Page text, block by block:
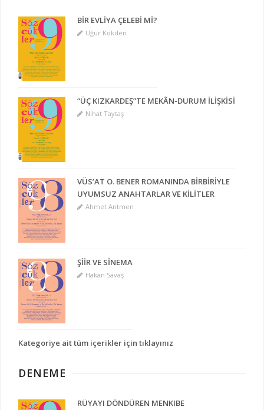
BİR EVLİYA ÇELEBİ Mİ?
Uğur Kökden
“ÜÇ KIZKARDEŞ”TE MEKÂN-DURUM İLİŞKİSİ
Nihat Taytaş
VÜS’AT O. BENER ROMANINDA BİRBİRİYLE
UYUMSUZ ANAHTARLAR VE KİLİTLER
Ahmet Antmen
ŞİİR VE SİNEMA
Hakan Savaş
Kategoriye ait tüm içerikler için tıklayınız
DENEME
RÜYAYI DÖNDÜREN MENKIBE